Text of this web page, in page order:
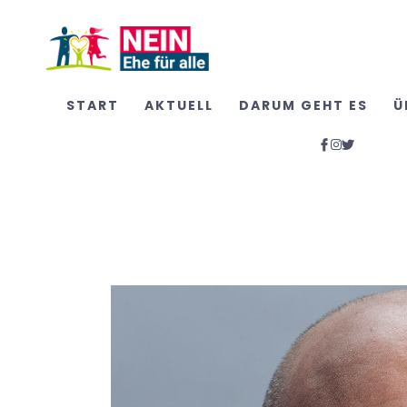
START AKTUELL DARUM GEHT ES